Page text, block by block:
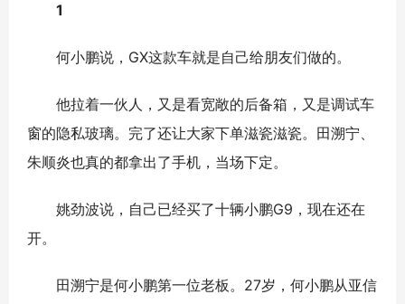
1
何小鹏说，GX这款车就是自己给朋友们做的。
他拉着一伙人，又是看宽敞的后备箱，又是调试车
窗的隐私玻璃。完了还让大家下单滋瓷滋瓷。田溯宁、
朱顺炎也真的都拿出了手机，当场下定。
姚劲波说，自己已经买了十辆小鹏G9，现在还在
开。
田溯宁是何小鹏第一位老板。27岁，何小鹏从亚信